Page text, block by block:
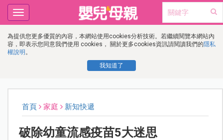
為提供您更多優質的內容，本網站使用cookies分析技術。若繼續閱覽本網站內
容，即表示您同意我們使用 cookies， 關於更多cookies資訊請閱讀我們的隱私
權說明 。
我知道了
Toggle
navigation
首頁 家庭 新知快遞
破除幼童流感疫苗5大迷思